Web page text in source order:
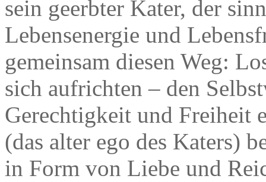
sein geerbter Kater, der
Lebensenergie und
gemeinsam diesen Weg:
sich aufrichten – den
Gerechtigkeit und Freiheit
(das alter ego des Katers)
in Form von Liebe und